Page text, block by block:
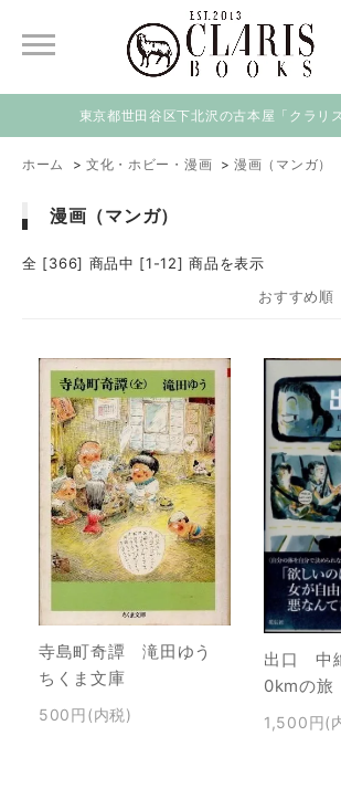
東京都世田谷区下北沢の古本屋「クラリ
ホーム > 文化・ホビー・漫画 >漫画（マンガ）
漫画（マンガ）
全 [366] 商品中 [1-12] 商品を表示
おすすめ順
寺島町奇譚 滝田ゆう
ちくま文庫
500円(内税)
出口 中
0kmの旅
1,500円(